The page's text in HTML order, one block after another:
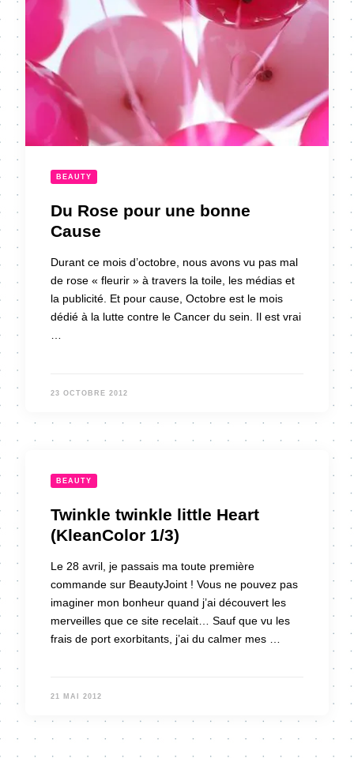
BEAUTY
Du Rose pour une bonne
Cause
Durant ce mois d’octobre, nous avons vu pas mal
de rose « fleurir » à travers la toile, les médias et
la publicité. Et pour cause, Octobre est le mois
dédié à la lutte contre le Cancer du sein. Il est vrai
…
23 OCTOBRE 2012
BEAUTY
Twinkle twinkle little Heart
(KleanColor 1/3)
Le 28 avril, je passais ma toute première
commande sur BeautyJoint ! Vous ne pouvez pas
imaginer mon bonheur quand j’ai découvert les
merveilles que ce site recelait… Sauf que vu les
frais de port exorbitants, j’ai du calmer mes …
21 MAI 2012